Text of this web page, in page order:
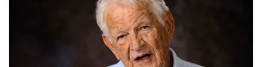
WUDHU ZAKAT
baik di dunia maupun di akhirat. Aamiin